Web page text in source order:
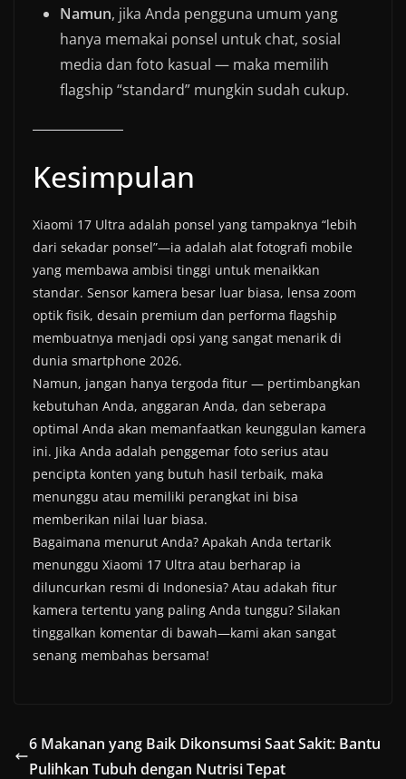
Namun, jika Anda pengguna umum yang
hanya memakai ponsel untuk chat, sosial
media dan foto kasual — maka memilih
flagship “standard” mungkin sudah cukup.
Kesimpulan
Xiaomi 17 Ultra adalah ponsel yang tampaknya “lebih
dari sekadar ponsel”—ia adalah alat fotografi mobile
yang membawa ambisi tinggi untuk menaikkan
standar. Sensor kamera besar luar biasa, lensa zoom
optik fisik, desain premium dan performa flagship
membuatnya menjadi opsi yang sangat menarik di
dunia smartphone 2026.
Namun, jangan hanya tergoda fitur — pertimbangkan
kebutuhan Anda, anggaran Anda, dan seberapa
optimal Anda akan memanfaatkan keunggulan kamera
ini. Jika Anda adalah penggemar foto serius atau
pencipta konten yang butuh hasil terbaik, maka
menunggu atau memiliki perangkat ini bisa
memberikan nilai luar biasa.
Bagaimana menurut Anda? Apakah Anda tertarik
menunggu Xiaomi 17 Ultra atau berharap ia
diluncurkan resmi di Indonesia? Atau adakah fitur
kamera tertentu yang paling Anda tunggu? Silakan
tinggalkan komentar di bawah—kami akan sangat
senang membahas bersama!
6 Makanan yang Baik Dikonsumsi Saat Sakit: Bantu
Pulihkan Tubuh dengan Nutrisi Tepat